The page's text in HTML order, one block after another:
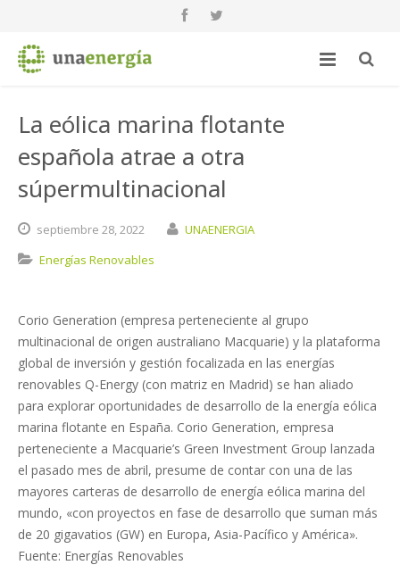
La eólica marina flotante
española atrae a otra
súpermultinacional
septiembre 28,2022
UNAENERGIA
Energías Renovables
Corio Generation (empresa perteneciente al grupo
multinacional de origen australiano Macquarie) y la plataforma
global de inversión y gestión focalizada en las energías
renovables Q-Energy (con matriz en Madrid) se han aliado
para explorar oportunidades de desarrollo de la energía eólica
marina flotante en España. Corio Generation, empresa
perteneciente a Macquarie’s Green Investment Group lanzada
el pasado mes de abril, presume de contar con una de las
mayores carteras de desarrollo de energía eólica marina del
mundo, «con proyectos en fase de desarrollo que suman más
de 20 gigavatios (GW) en Europa, Asia-Pacífico y América».
Fuente: Energías Renovables